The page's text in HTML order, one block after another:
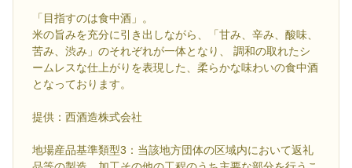
「目指すのは食中酒」。
米の旨みを充分に引き出しながら、「甘み、辛み、酸味、
苦み、渋み」のそれぞれが一体となり、 調和の取れたシ
ームレスな仕上がりを表現した、柔らかな味わいの食中酒
となっております。
提供：西酒造株式会社
地場産品基準類型3：当該地方団体の区域内において返礼